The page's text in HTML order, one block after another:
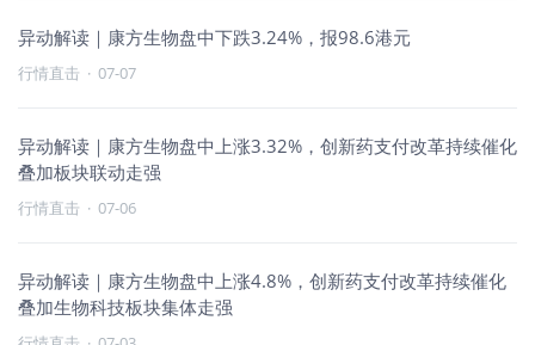
异动解读｜康方生物盘中下跌3.24%，报98.6港元
行情直击 · 07-07
异动解读｜康方生物盘中上涨3.32%，创新药支付改革持续催化
叠加板块联动走强
行情直击 · 07-06
异动解读｜康方生物盘中上涨4.8%，创新药支付改革持续催化
叠加生物科技板块集体走强